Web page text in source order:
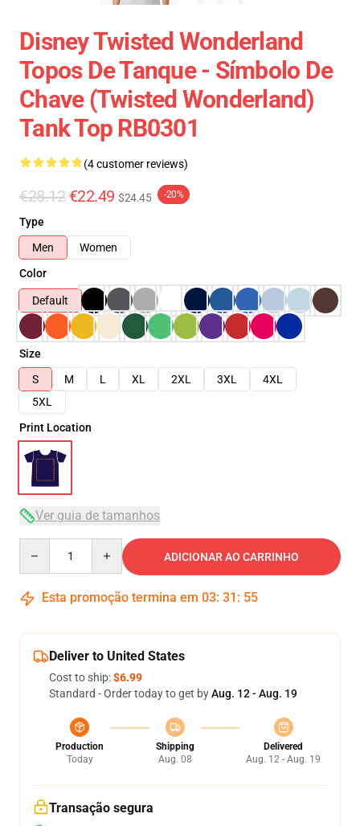
Disney Twisted Wonderland
Topos De Tanque - Símbolo De
Chave (Twisted Wonderland)
Tank Top RB0301
(4 customer reviews)
€28.12 €22.49 $24.45 -20%
Type
Men
Women
Color
Default
Size
S
M L XL 2XL 3XL
4XL
5XL
Print Location
Ver guia de tamanhos
ADICIONAR AO CARRINHO
Esta promoção termina em 03: 31 : 54
Deliver to United States
Cost to ship:$6.99
Standard - Order today to get byAug. 12 - Aug. 19
Production
Today
Shipping
Aug. 08
Delivered
Aug. 12 - Aug. 19
Transação segura